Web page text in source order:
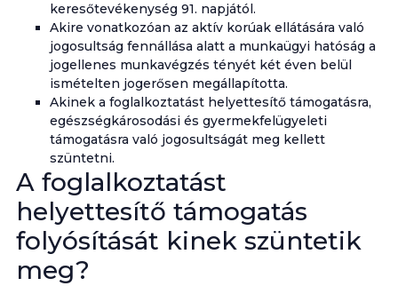
keresőtevékenység 91. napjától.
Akire vonatkozóan az aktív korúak ellátására való
jogosultság fennállása alatt a munkaügyi hatóság a
jogellenes munkavégzés tényét két éven belül
ismételten jogerősen megállapította.
Akinek a foglalkoztatást helyettesítő támogatásra,
egészségkárosodási és gyermekfelügyeleti
támogatásra való jogosultságát meg kellett
szüntetni.
A foglalkoztatást
helyettesítő támogatás
folyósítását kinek szüntetik
meg?